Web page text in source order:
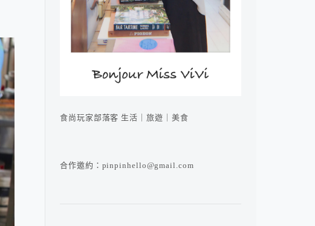
食尚玩家部落客 生活｜旅遊｜美食
合作邀約：pinpinhello@gmail.com